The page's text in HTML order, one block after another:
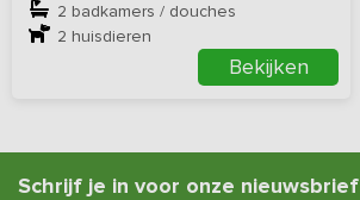
2 badkamers / douches
2 huisdieren
Bekijken
Schrijf je in voor onze nieuwsbrief